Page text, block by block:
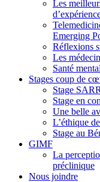
Les
Emerging
Réflexions
Les
Santé
Stages coup de
Stage
Stage en
Une belle
L’éthique
Stage au
GIMF
La
préclinique
Nous joindre